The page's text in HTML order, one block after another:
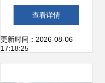
络研究院举行党建
共建签约活动，共
查看详情
更新时间：2026-08-06
17:18:25